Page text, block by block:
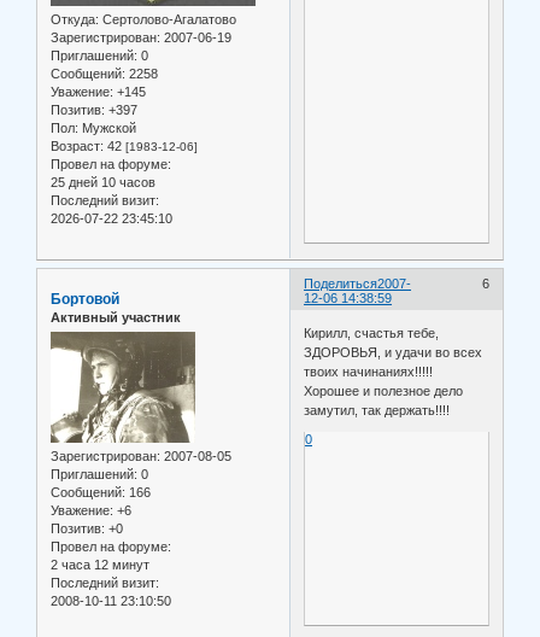
Откуда: Сертолово-Агалатово
Зарегистрирован: 2007-06-19
Приглашений: 0
Сообщений: 2258
Уважение: +145
Позитив: +397
Пол: Мужской
Возраст: 42 [1983-12-06]
Провел на форуме:
25 дней 10 часов
Последний визит:
2026-07-22 23:45:10
Поделиться 6
2007-
12-06 14:38:59
Бортовой
Активный участник
Зарегистрирован: 2007-08-05
Приглашений: 0
Сообщений: 166
Уважение: +6
Позитив: +0
Провел на форуме:
2 часа 12 минут
Последний визит:
2008-10-11 23:10:50
Кирилл, счастья тебе,
ЗДОРОВЬЯ, и удачи во всех
твоих начинаниях!!!!!
Хорошее и полезное дело
замутил, так держать!!!!
0